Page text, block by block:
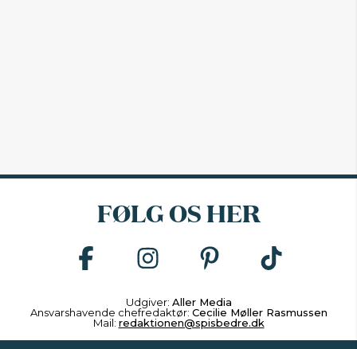
FØLG OS HER
Udgiver: Aller Media
Ansvarshavende chefredaktør: Cecilie Møller Rasmussen
Mail: redaktionen@spisbedre.dk